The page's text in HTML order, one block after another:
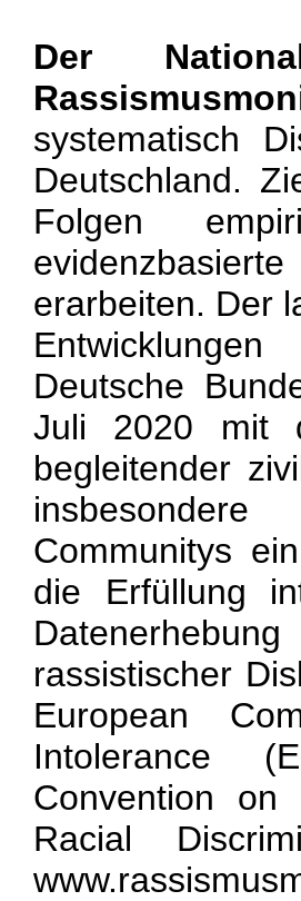
Der
systematisch
Deutschland.
Folgen
erarbeiten. Der
Deutsche
Juli 2020 mit
begleitender
Communitys
die Erfüllung
rassistischer
European
Intolerance
Convention
Racial